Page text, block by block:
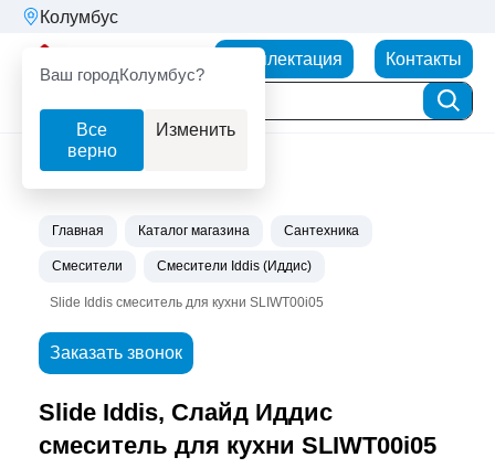
Колумбус
Ваш городКолумбус?
Все
верно
Изменить
Комплектация Контакты
Главная Каталог магазина Сантехника
Смесители Смесители Iddis (Иддис)
Slide Iddis cмеситель для кухни SLIWT00i05
Заказать звонок
Slide Iddis, Слайд Иддис
cмеситель для кухни SLIWT00i05